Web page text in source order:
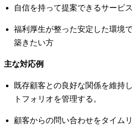
自信を持って提案できるサービ
福利厚生が整った安定した環境
築きたい方
主な対応例
既存顧客との良好な関係を維持
トフォリオを管理する。
顧客からの問い合わせをタイム